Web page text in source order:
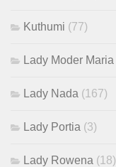
Kuthumi (77)
Lady Moder Maria
Lady Nada (167)
Lady Portia (3)
Lady Rowena (18)